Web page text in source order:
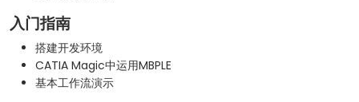
入门指南
搭建开发环境
CATIA Magic中运用MBPLE
基本工作流演示